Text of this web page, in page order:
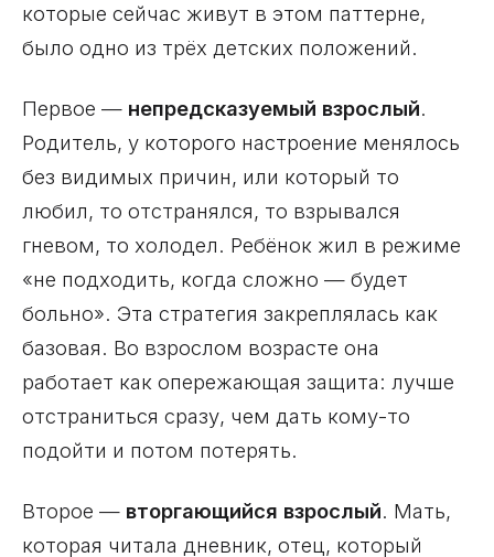
которые сейчас живут в этом паттерне,
было одно из трёх детских положений.
Первое — непредсказуемый взрослый.
Родитель, у которого настроение менялось
без видимых причин, или который то
любил, то отстранялся, то взрывался
гневом, то холодел. Ребёнок жил в режиме
«не подходить, когда сложно — будет
больно». Эта стратегия закреплялась как
базовая. Во взрослом возрасте она
работает как опережающая защита: лучше
отстраниться сразу, чем дать кому-то
подойти и потом потерять.
Второе — вторгающийся взрослый. Мать,
которая читала дневник, отец, который